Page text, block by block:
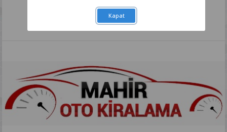
Bu Sınıfta Araç bulunmamaktadır
Kapat